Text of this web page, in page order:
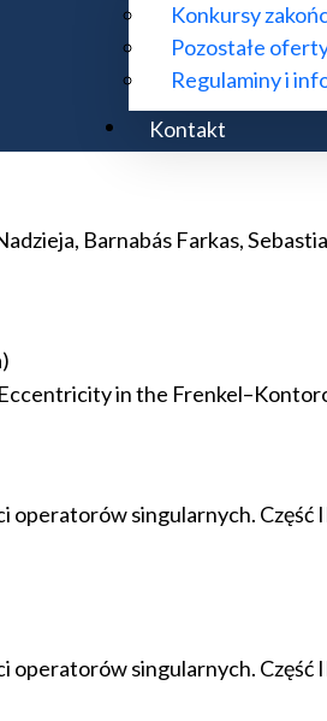
Konkursy
Pozostałe
Regulaminy i
Kontakt
operatorów singularnych.
Barnabás Farkas,
in the
singularnych.
singularnych.